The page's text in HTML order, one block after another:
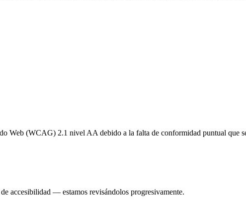
Web (WCAG) 2.1 nivel AA debido a la falta de conformidad puntual que
accesibilidad — estamos revisándolos progresivamente.